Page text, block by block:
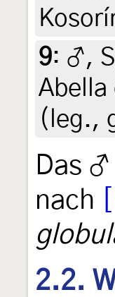
9: ♂,
Abella
(leg.,
Das
nach
2.2.